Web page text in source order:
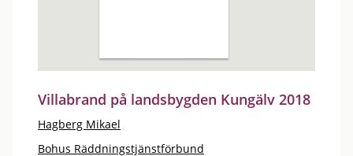
Villabrand på landsbygden Kungälv 2018
Hagberg Mikael
Bohus Räddningstjänstförbund